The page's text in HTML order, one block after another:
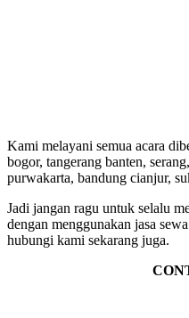
Kami melayani semua acara
bogor, tangerang banten,
purwakarta, bandung cianjur,
Jadi jangan ragu untuk selalu
dengan menggunakan jasa
hubungi kami sekarang juga.